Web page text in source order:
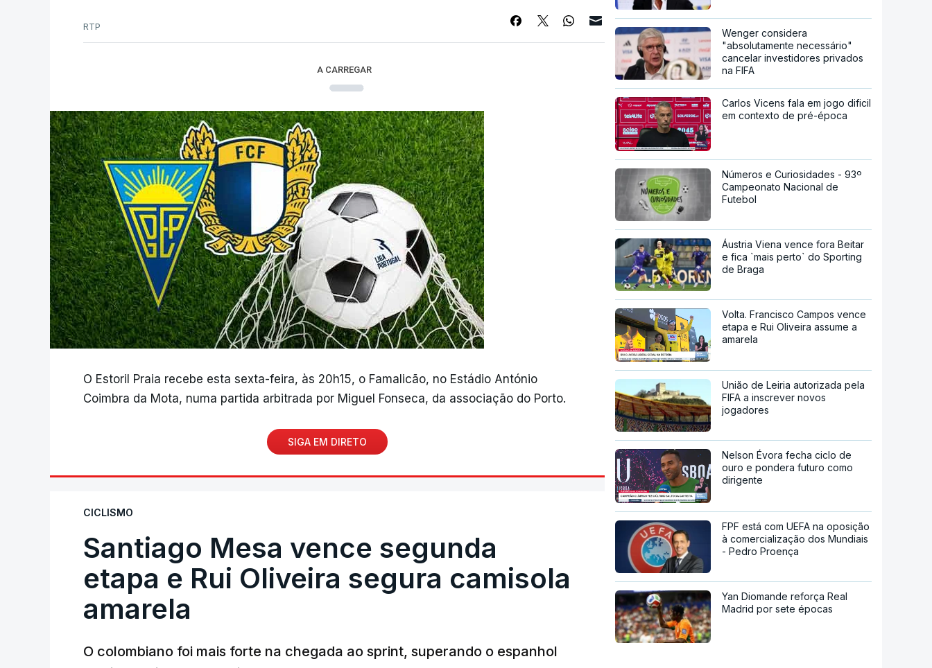
RTP
A CARREGAR
O Estoril Praia recebe esta sexta-feira, às 20h15, o Famalicão, no Estádio António
Coimbra da Mota, numa partida arbitrada por Miguel Fonseca, da associação do Porto.
SIGA EM DIRETO
CICLISMO
Santiago Mesa vence segunda
etapa e Rui Oliveira segura camisola
amarela
O colombiano foi mais forte na chegada ao sprint, superando o espanhol
Wenger considera
"absolutamente necessário"
cancelar investidores privados
na FIFA
Carlos Vicens fala em jogo dificil
em contexto de pré-época
Números e Curiosidades - 93º
Campeonato Nacional de
Futebol
Áustria Viena vence fora Beitar
e fica `mais perto` do Sporting
de Braga
Volta. Francisco Campos vence
etapa e Rui Oliveira assume a
amarela
União de Leiria autorizada pela
FIFA a inscrever novos
jogadores
Nelson Évora fecha ciclo de
ouro e pondera futuro como
dirigente
FPF está com UEFA na oposição
à comercialização dos Mundiais
- Pedro Proença
Yan Diomande reforça Real
Madrid por sete épocas